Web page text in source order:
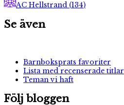
AC Hellstrand (134)
Se även
Barnboksprats favoriter
Lista med recenserade titlar
Teman vi haft
Följ bloggen